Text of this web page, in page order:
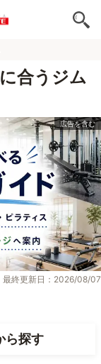
合うジム
最終更新日：2026/08/07
ら探す